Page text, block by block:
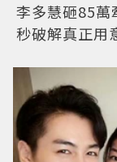
李多慧砸85
秒破解真正用